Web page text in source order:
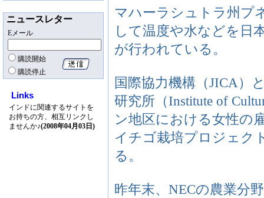
ニュースレター
Eメール
購読開始
購読停止
Links
インドに関連するサイトを
お持ちの方、相互リンクし
ませんか♪(2008年04月03日)
マハーラシュトラ州プ
して温度や水などを日
が行われている。
国際協力機構（JICA）
研究所（Institute of
ン地区における女性の
イチゴ栽培プロジェク
る。
昨年末、NECの農業分